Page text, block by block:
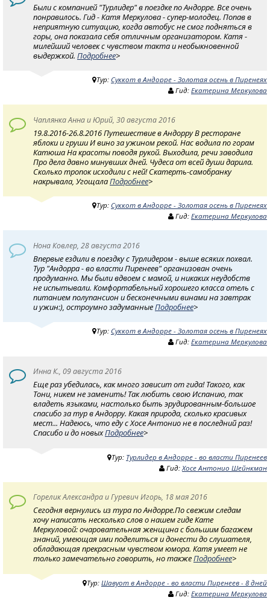
Были с компанией "Турлидер" в поездке по Андорре. Все очень
понравилось. Гид - Катя Меркулова - супер-молодец. Попав в
неприятную ситуацию, когда автобус не смог подняться в
горы, она показала себя отличным организатором. Катя -
милейший человек с чувством такта и необыкновенной
выдержкой. Подробнее>
Тур: Суккот в Андорре - Золотая осень в Пиренеях
Гид: Екатерина Меркулова
Чаплянка Анна и Юрий, 30 августа 2016
19.8.2016-26.8.2016 Путешествие в Андорру В ресторане
яблоки и груши И вино за ужином рекой. Нас водила по горам
Катюша На красоты поводя рукой. Выходила, речи заводила
Про дела давно минувших дней. Чудеса от всей души дарила.
Сколько тропок исходили с ней! Скатерть-самобранку
накрывала, УгощалаПодробнее>
Тур: Суккот в Андорре - Золотая осень в Пиренеях
Гид: Екатерина Меркулова
Нона Ковлер, 28 августа 2016
Впервые ездили в поездку с Турлидером - выше всяких похвал.
Тур "Андорра - во власти Пиренеев" организован очень
продуманно. Мы были вдвоем с мамой, и никаких неудобств
не испытывали. Комфортабельный хорошего класса отель с
питанием полупансион и бесконечными винами на завтрак
и ужин:), остроумно задуманныеПодробнее>
Тур: Суккот в Андорре - Золотая осень в Пиренеях
Гид: Екатерина Меркулова
Инна К., 09 августа 2016
Еще раз убедилась, как много зависит от гида! Такого, как
Тони, никем не заменить! Так любить свою Испанию, так
владеть языками, настолько быть эрудированным-большое
спасибо за тур в Андорру. Какая природа, сколько красивых
мест... Надеюсь, что еду с Хосе Антонио не в последний раз!
Спасибо и до новыхПодробнее>
Тур: Турлидер в Андорре - во власти Пиренеев
Гид: Хосе Антонио Шейнкман
Горелик Александра и Гуревич Игорь, 18 мая 2016
Сегодня вернулись из тура по Андорре.По свежим следам
хочу написать несколько слов о нашем гиде Кате
Меркуловой: очаровательная женщина с большим багажем
знаний, умеющая ими поделиться и донести до слушателя,
обладающая прекрасным чувством юмора. Катя умеет не
только замечательно говорить, но такжеПодробнее>
Тур: Шавуот в Андорре - во власти Пиренеев - 8 дней
Гид: Екатерина Меркулова